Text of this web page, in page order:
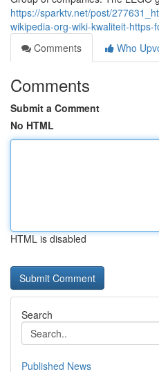
https://sparktv.net/post/
wikipedia-org-wiki-kwaliteit-https-
Comments
Who
Comments
Submit a Comment
No HTML
HTML is disabled
Search
Published News